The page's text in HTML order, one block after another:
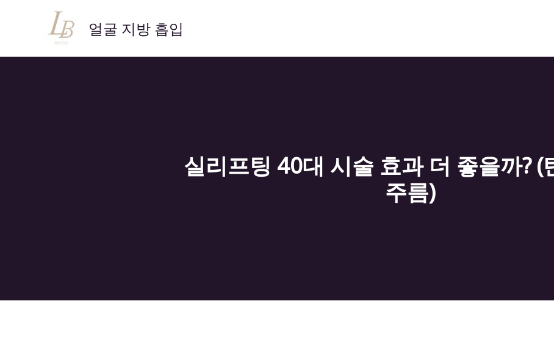
로
얼굴 지방 흡입
실리프팅 40대 시술 효과 더 좋을까? (
주름)